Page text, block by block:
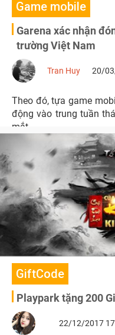
Game mobile
Garena xác nhận
trường Việt Nam
Tran Huy 20/
Theo đó, tựa game
động vào trung tuần
mắt.
GiftCode
Playpark tặng 200
22/12/2017